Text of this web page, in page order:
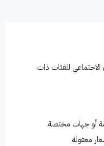
للفئات ذات
أو جهات مختصة.
معقولة.